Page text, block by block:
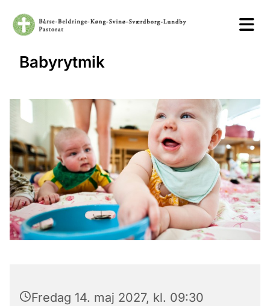
Babyrytmik
Fredag 14. maj 2027, kl. 09:30